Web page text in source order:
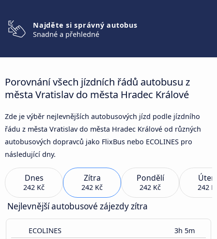
Najděte si správný autobus
Snadné a přehledné
Porovnání všech jízdních řádů autobusu z
města Vratislav do města Hradec Králové
Zde je výběr nejlevnějších autobusových jízd podle jízdního
řádu z města Vratislav do města Hradec Králové od různých
autobusových dopravců jako FlixBus nebo ECOLINES pro
následující dny.
Dnes
242 Kč
Zítra
242 Kč
Pondělí
242 Kč 242
Nejlevnější autobusové zájezdy zítra
ECOLINES 3h 5m